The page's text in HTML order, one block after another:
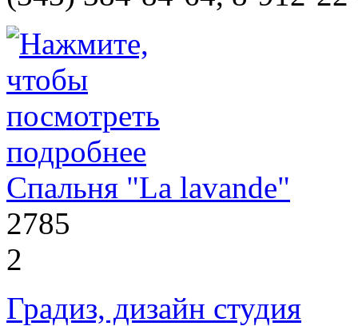
Спальня "La lavande"
2785
2
Градиз, дизайн студия